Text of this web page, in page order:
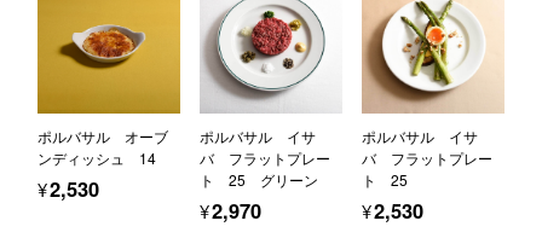
ポルバサル オーブ
ンディッシュ 14
¥2,530
ポルバサル イサ
バ フラットプレー
ト 25 グリーン
¥2,970
ポルバサル イサ
バ フラットプレー
ト 25
¥2,530